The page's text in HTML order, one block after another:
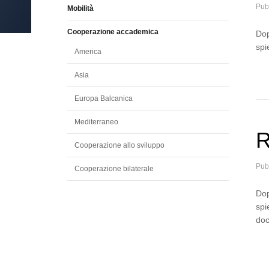
Mobilità
Cooperazione accademica
America
Asia
Europa Balcanica
Mediterraneo
Cooperazione allo sviluppo
Cooperazione bilaterale